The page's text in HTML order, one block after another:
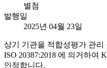
별첨
발행일
2025년 04월 23일
상기 기관을 적합성평가 관리
ISO 20387:2018 에 의거하여
인정합니다.